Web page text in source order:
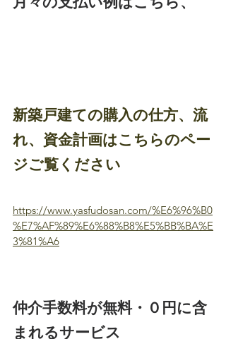
新築戸建ての購入の仕方、流
れ、資金計画はこちらのペー
ジご覧ください
https://www.yasfudosan.com/%E6%96%B0
%E7%AF%89%E6%88%B8%E5%BB%BA%E
3%81%A6
仲介手数料が無料・０円に含
まれるサービス